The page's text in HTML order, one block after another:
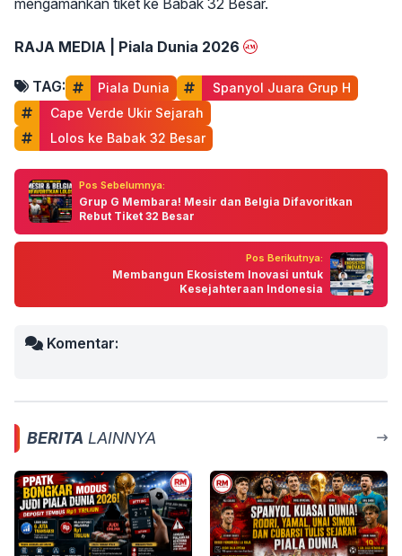
RAJA MEDIA | Piala Dunia 2026
TAG: Piala Dunia
Spanyol Juara Grup H
Cape Verde Ukir Sejarah
Lolos ke Babak 32 Besar
Pos Sebelumnya:
Grup G Membara! Mesir dan Belgia Difavoritkan
Rebut Tiket 32 Besar
Pos Berikutnya:
Membangun Ekosistem Inovasi untuk
Kesejahteraan Indonesia
Komentar:
BERITA LAINNYA